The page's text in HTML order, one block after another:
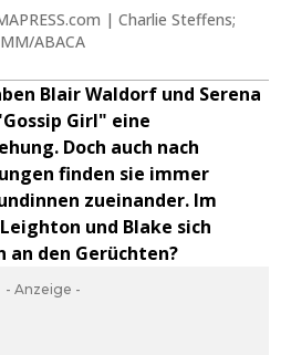
| Charlie Steffens;
ABACA
Blair Waldorf und Serena
Girl" eine
Doch auch nach
finden sie immer
zueinander. Im
und Blake sich
an den Gerüchten?
- Anzeige -